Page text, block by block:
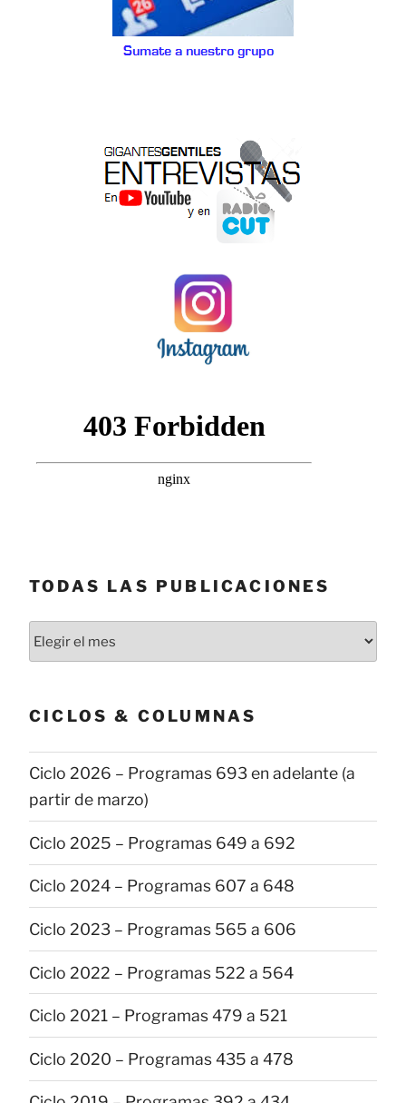
TODAS LAS PUBLICACIONES
Todas
las
CICLOS & COLUMNAS
Ciclo 2026 – Programas 693 en adelante (a
partir de marzo)
Ciclo 2025 – Programas 649 a 692
Ciclo 2024 – Programas 607 a 648
Ciclo 2023 – Programas 565 a 606
Ciclo 2022 – Programas 522 a 564
Ciclo 2021 – Programas 479 a 521
Ciclo 2020 – Programas 435 a 478